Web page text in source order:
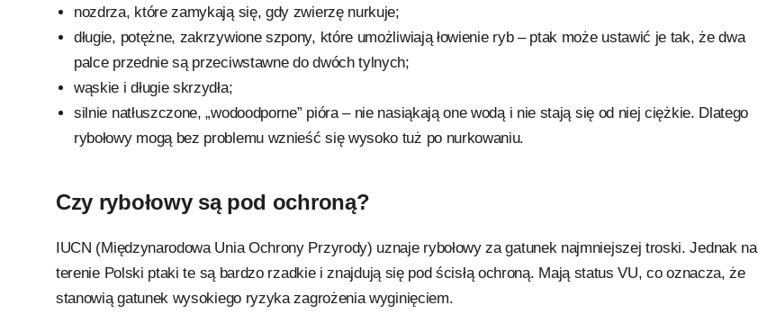
nozdrza, które zamykają się, gdy zwierzę nurkuje;
długie, potężne, zakrzywione szpony, które umożliwiają łowienie ryb – ptak może ustawić je tak, że dwa
palce przednie są przeciwstawne do dwóch tylnych;
wąskie i długie skrzydła;
silnie natłuszczone, „wodoodporne” pióra – nie nasiąkają one wodą i nie stają się od niej ciężkie. Dlatego
rybołowy mogą bez problemu wznieść się wysoko tuż po nurkowaniu.
Czy rybołowy są pod ochroną?
IUCN (Międzynarodowa Unia Ochrony Przyrody) uznaje rybołowy za gatunek najmniejszej troski. Jednak na
terenie Polski ptaki te są bardzo rzadkie i znajdują się pod ścisłą ochroną. Mają status VU, co oznacza, że
stanowią gatunek wysokiego ryzyka zagrożenia wyginięciem.